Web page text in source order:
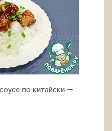
по китайски —